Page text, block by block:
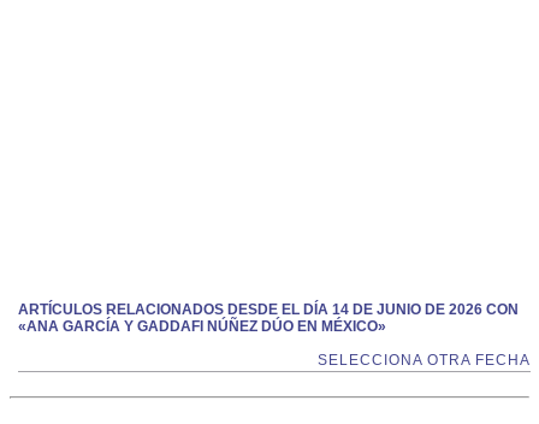
ARTÍCULOS RELACIONADOS DESDE EL DÍA 14 DE JUNIO DE 2026 CON
«ANA GARCÍA Y GADDAFI NÚÑEZ DÚO EN MÉXICO»
SELECCIONA OTRA FECHA